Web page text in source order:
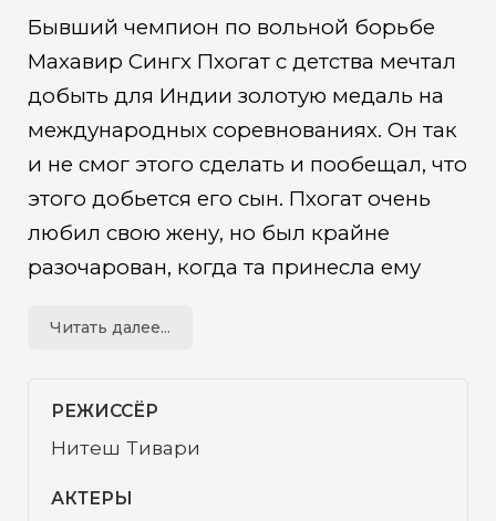
Бывший чемпион по вольной борьбе
Махавир Сингх Пхогат с детства мечтал
добыть для Индии золотую медаль на
международных соревнованиях. Он так
и не смог этого сделать и пообещал, что
этого добьется его сын. Пхогат очень
любил свою жену, но был крайне
разочарован, когда та принесла ему
был убежден, что девочки не могут по-
Однако когда двух его дочерей побили
мальчишки, Пхогат понимает,
тренировать девочек борьбе.
Читать далее...
РЕЖИССЁР
Нитеш Тивари
АКТЕРЫ